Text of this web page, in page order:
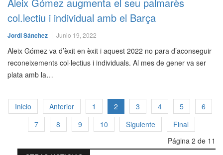
col.lectiu i individual amb el Barça
Jordi Sánchez Junio 19, 2022
Aleix Gómez va d’èxit en èxit i aquest 2022 no para d’aconseguir
reconeixements col·lectius i individuals. Al mes de gener va ser
plata amb la…
Inicio Anterior 1 2 3 4 5
6
7
8 9 10 Siguiente
Final
Página 2 de 11